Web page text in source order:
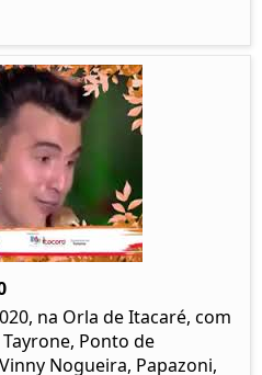
na Orla de Itacaré, com
Ponto de
Nogueira, Papazoni,